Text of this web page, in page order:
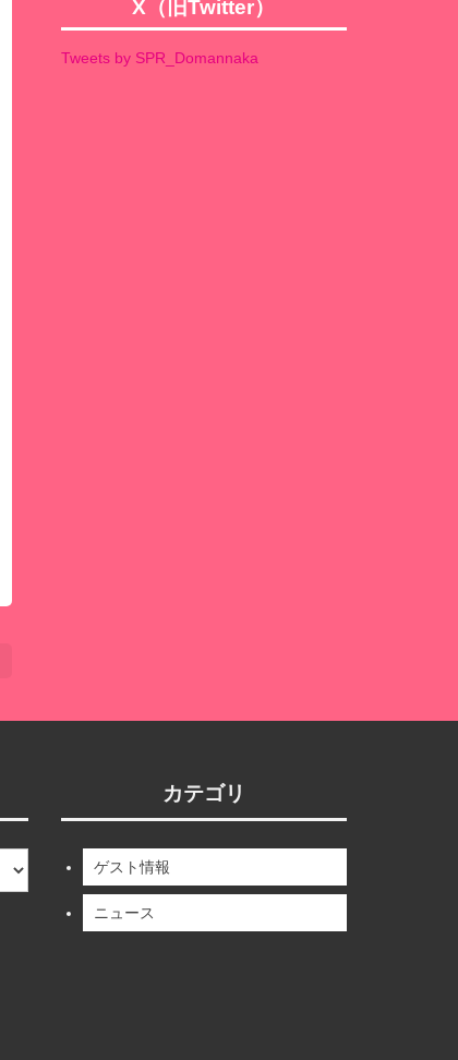
X（旧Twitter）
Tweets by SPR_Domannaka
カテゴリ
ゲスト情報
ニュース